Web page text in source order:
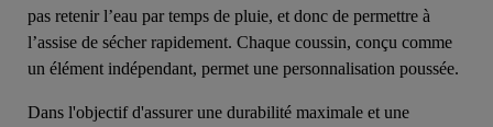
pas retenir l’eau par temps de pluie, et donc de permettre à
l’assise de sécher rapidement. Chaque coussin, conçu comme
un élément indépendant, permet une personnalisation poussée.
Dans l'objectif d'assurer une durabilité maximale et une